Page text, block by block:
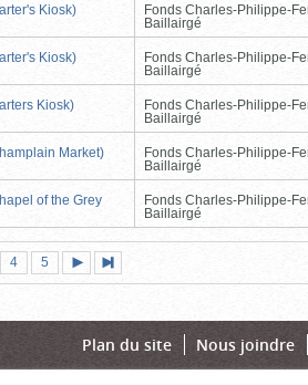
Kiosk)
Fonds Charles-Philippe-
Baillairgé
Kiosk)
Fonds Charles-Philippe-
Baillairgé
Kiosk)
Fonds Charles-Philippe-
Baillairgé
Market)
Fonds Charles-Philippe-
Baillairgé
of the Grey
Fonds Charles-Philippe-
Baillairgé
Page
4 Page
5
suivante
page
Plan du site Nous joindre